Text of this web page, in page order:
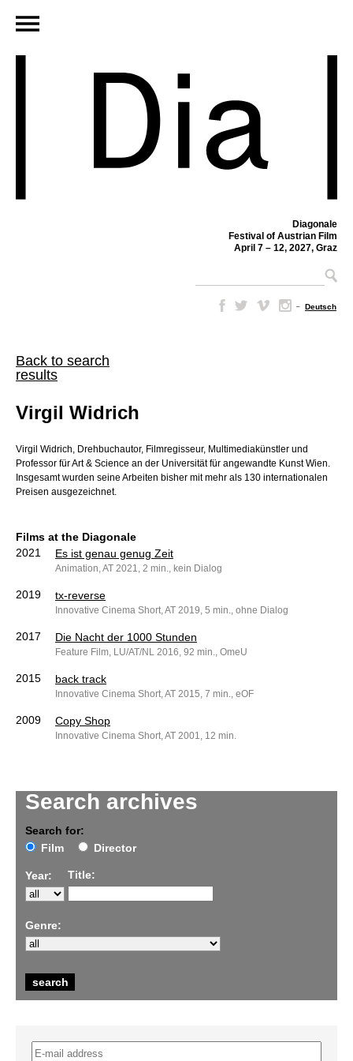
Diagonale
Festival of Austrian Film
April 7 – 12, 2027, Graz
– Deutsch
Back to search
results
Search archives
Search for:
Film
Director
Year: Title:
Genre:
Virgil Widrich
Virgil Widrich, Drehbuchautor, Filmregisseur, Multimediakünstler und
Professor für Art & Science an der Universität für angewandte Kunst Wien.
Insgesamt wurden seine Arbeiten bisher mit mehr als 130 internationalen
Preisen ausgezeichnet.
Films at the Diagonale
2021
Es ist genau genug Zeit
Animation, AT 2021, 2 min., kein Dialog
2019 tx-reverse
Innovative Cinema Short, AT 2019, 5 min., ohne Dialog
2017 Die Nacht der 1000 Stunden
Feature Film, LU/AT/NL 2016, 92 min., OmeU
2015 back track
Innovative Cinema Short, AT 2015, 7 min., eOF
2009 Copy Shop
Innovative Cinema Short, AT 2001, 12 min.